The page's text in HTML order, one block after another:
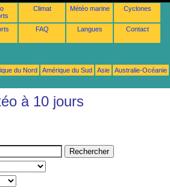
Climat Météo marine Cyclones
FAQ Langues Contact
du Nord Amérique du Sud Asie
Australie-Océanie
à 10 jours